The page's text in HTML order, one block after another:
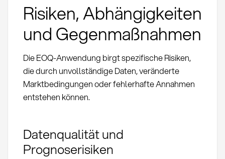
Risiken, Abhängigkeiten
und Gegenmaßnahmen
Die EOQ-Anwendung birgt spezifische Risiken,
die durch unvollständige Daten, veränderte
Marktbedingungen oder fehlerhafte Annahmen
entstehen können.
Datenqualität und
Prognoserisiken